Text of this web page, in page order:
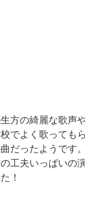
方の綺麗な歌声
でよく歌っても
だったようです。
工夫いっぱいの
！